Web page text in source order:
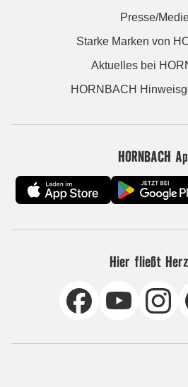
Presse/
Starke Marken von
Aktuelles bei
HORNBACH
HORNBACH
Hier fließt